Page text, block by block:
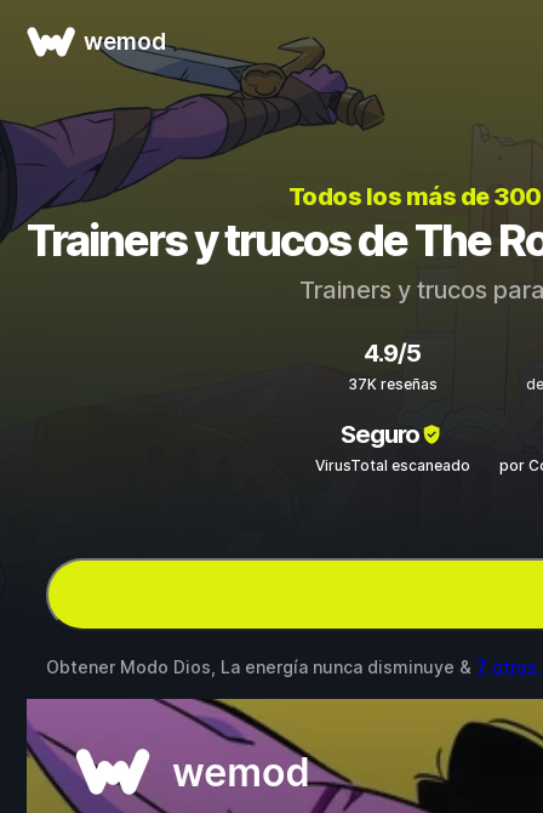
wemod
Todos los más de
Trainers y trucos de The
Trainers y trucos
4.9/5
37K reseñas
Seguro
VirusTotal escaneado por
Obtener Modo Dios, La energía nunca disminuye & 7 otros